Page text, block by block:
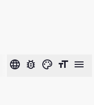
language bug_report color_lens format_size menu